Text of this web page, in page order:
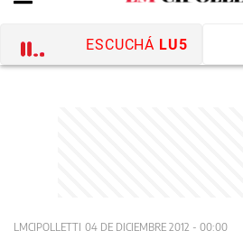
ESCUCHÁ LU5
LMCIPOLLETTI 04 DE DICIEMBRE 2012 - 00:00